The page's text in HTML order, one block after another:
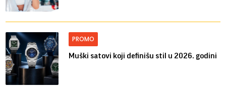
PROMO
Muški satovi koji definišu stil u 2026. godini